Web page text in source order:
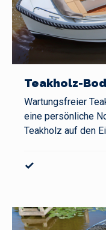
Teakholz-
Wartungsfreier
eine persönliche
Teakholz auf den
✓